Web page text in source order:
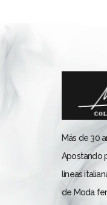
Más de 30
Apostando
líneas
de Moda